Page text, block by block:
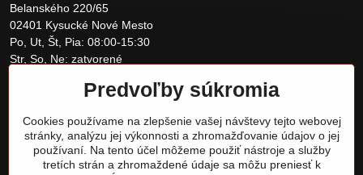
Belanského 220/65
02401 Kysucké Nové Mesto
Po, Ut, Št, Pia: 08:00-15:30
Str, So, Ne: zatvorené
obchod@tomshardware.sk
Predvoľby súkromia
Cookies používame na zlepšenie vašej návštevy tejto webovej
stránky, analýzu jej výkonnosti a zhromažďovanie údajov o jej
používaní. Na tento účel môžeme použiť nástroje a služby
tretích strán a zhromaždené údaje sa môžu preniesť k